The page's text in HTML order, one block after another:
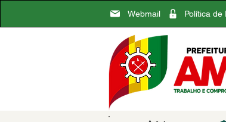
Webmail Política de